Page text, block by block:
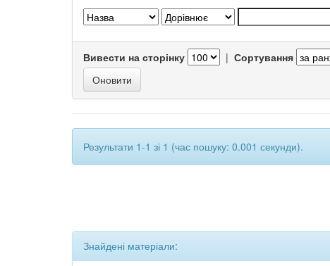
Вивести на сторінку | Сортування
Результати 1-1 зі 1 (час пошуку: 0.001 секунди).
Знайдені матеріали: